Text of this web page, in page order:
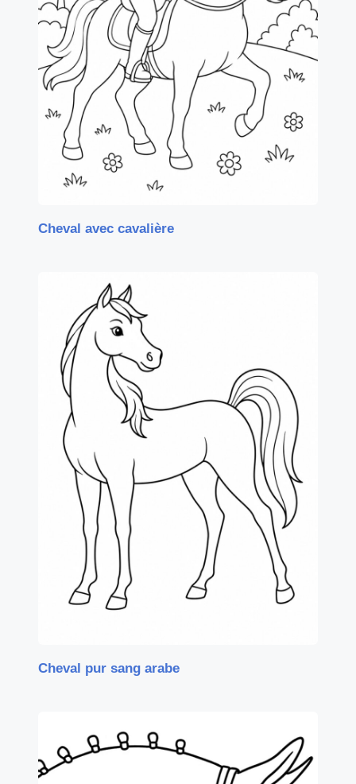
Cheval avec cavalière
Cheval pur sang arabe